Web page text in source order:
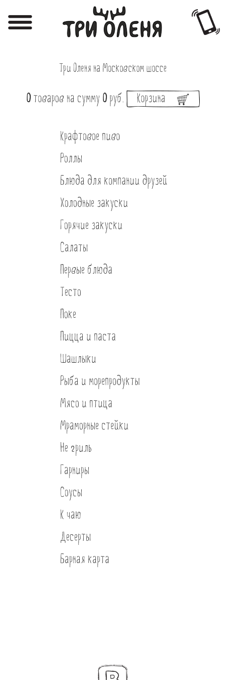
Фотоотчёты
Наши заведения
Три Оленя на Московском шоссе
0 товаров на сумму 0 руб. Корзина
Крафтовое пиво
Роллы
Блюда для компании друзей
Холодные закуски
Горячие закуски
Салаты
Первые блюда
Тесто
Поке
Пицца и паста
Шашлыки
Рыба и морепродукты
Мясо и птица
Мраморные стейки
Не гриль
Гарниры
Соусы
К чаю
Десерты
Барная карта